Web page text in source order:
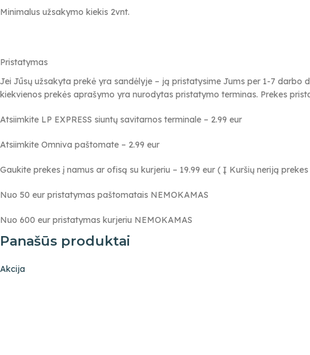
Minimalus užsakymo kiekis 2vnt.
Pristatymas
Jei Jūsų užsakyta prekė yra sandėlyje – ją pristatysime Jums per 1-7 darbo
kiekvienos prekės aprašymo yra nurodytas pristatymo terminas. Prekes
Atsiimkite LP EXPRESS siuntų savitarnos terminale – 2.99 eur
Atsiimkite Omniva paštomate – 2.99 eur
Gaukite prekes į namus ar ofisą su kurjeriu – 19.99 eur ( Į Kuršių neriją
Nuo 50 eur pristatymas paštomatais NEMOKAMAS
Nuo 600 eur pristatymas kurjeriu NEMOKAMAS
Panašūs produktai
Akcija